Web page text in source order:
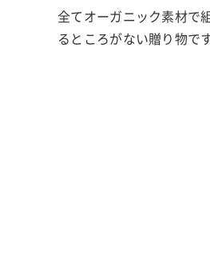
全てオーガニック素材で
るところがない贈り物です